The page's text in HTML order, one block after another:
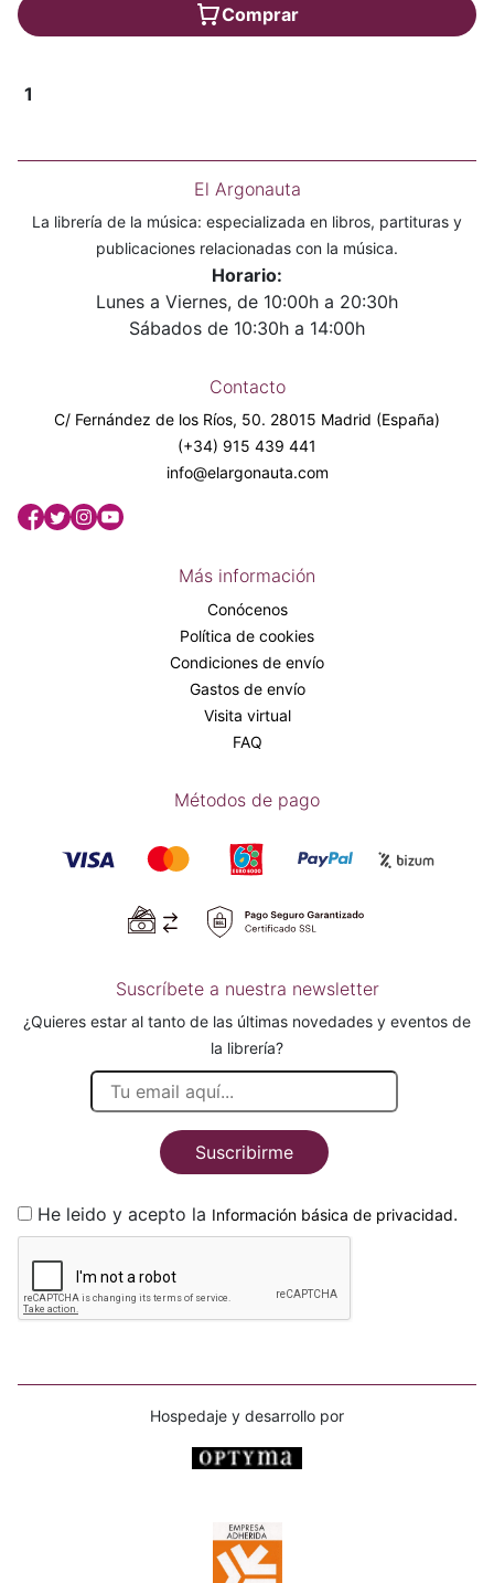
Comprar
1
El Argonauta
La librería de la música: especializada en libros, partituras y
publicaciones relacionadas con la música.
Horario:
Lunes a Viernes, de 10:00h a 20:30h
Sábados de 10:30h a 14:00h
Contacto
C/ Fernández de los Ríos, 50. 28015 Madrid (España)
(+34) 915 439 441
info@elargonauta.com
Más información
Conócenos
Política de cookies
Condiciones de envío
Gastos de envío
Visita virtual
FAQ
Métodos de pago
Suscríbete a nuestra newsletter
¿Quieres estar al tanto de las últimas novedades y eventos de
la librería?
Suscribirme
He leido y acepto la Información básica de privacidad.
Hospedaje y desarrollo por